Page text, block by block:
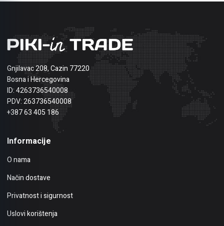
Gnjilavac 208, Cazin 77220
Bosna i Hercegovina
ID: 4263736540008
PDV: 263736540008
+387 63 405 186
Informacije
O nama
Način dostave
Privatnost i sigurnost
Uslovi korištenja